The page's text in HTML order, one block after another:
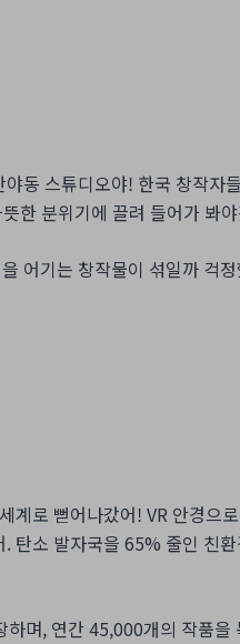
동 스튜디오야! 한국 창작자
한 분위기에 끌려 들어가 봐
어기는 창작물이 섞일까 걱
로 뻗어나갔어! VR 안경으
소 발자국을 65% 줄인 친
며, 연간 45,000개의 작품